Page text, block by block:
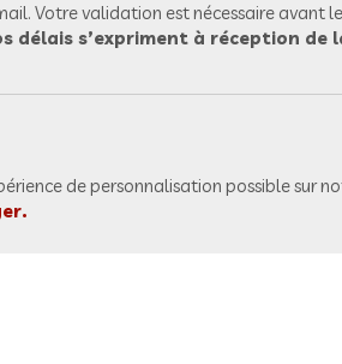
Votre validation est nécessaire avant
délais s’expriment à réception de
de personnalisation possible sur